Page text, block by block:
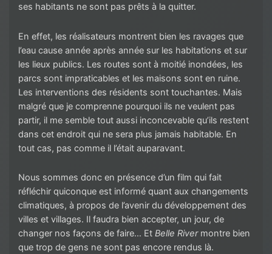
ses habitants ne sont pas prêts à la quitter.
En effet, les réalisateurs montrent bien les ravages que
l’eau cause année après année sur les habitations et sur
les lieux publics. Les routes sont à moitié inondées, les
parcs sont impraticables et les maisons sont en ruine.
Les interventions des résidents sont touchantes. Mais
malgré que je comprenne pourquoi ils ne veulent pas
partir, il me semble tout aussi inconcevable qu’ils restent
dans cet endroit qui ne sera plus jamais habitable. En
tout cas, pas comme il l’était auparavant.
Nous sommes donc en présence d’un film qui fait
réfléchir quiconque est informé quant aux changements
climatiques, à propos de l’avenir du développement des
villes et villages. Il faudra bien accepter, un jour, de
changer nos façons de faire… Et Belle Rivermontre bien
que trop de gens ne sont pas encore rendus là.